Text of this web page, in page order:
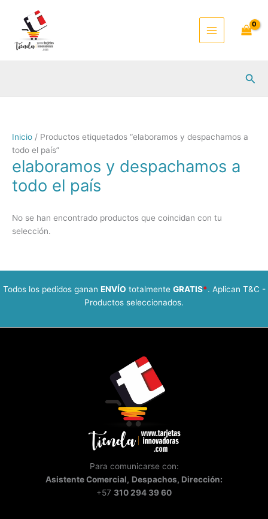
contenido
Inicio / Productos etiquetados “elaboramos y despachamos a
todo el país”
elaboramos y despachamos a
todo el país
No se han encontrado productos que coincidan con tu
selección.
Todos los pedidos ganan ENVÍO totalmente GRATIS*. Aplican T&C -
Productos seleccionados.
Para comunicarse con:
AsistenteComercial, Despachos, Dirección:
+57 310 294 39 60